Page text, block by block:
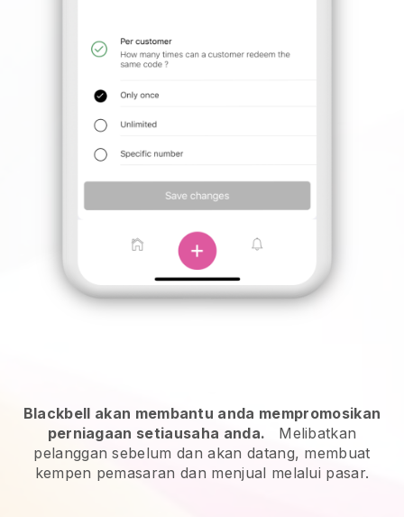
Blackbell akan membantu anda mempromosikan
perniagaan setiausaha anda.
Melibatkan
pelanggan sebelum dan akan datang, membuat
kempen pemasaran dan menjual melalui pasar.